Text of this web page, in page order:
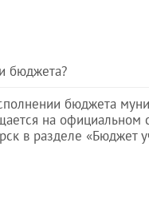
бюджета?
бюджета
на официальном
в разделе «Бюджет